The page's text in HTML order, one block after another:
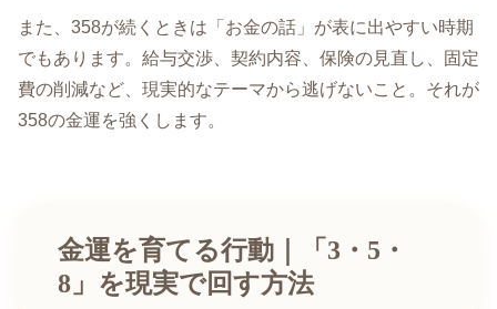
また、358が続くときは「お金の話」が表に出やすい時期
でもあります。給与交渉、契約内容、保険の見直し、固定
費の削減など、現実的なテーマから逃げないこと。それが
358の金運を強くします。
金運を育てる行動｜「3・5・
8」を現実で回す方法